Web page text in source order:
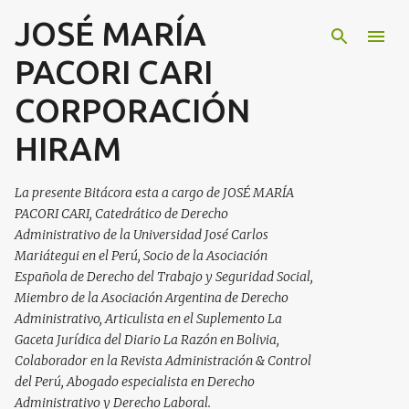
Ir al contenido principal
JOSÉ MARÍA
PACORI CARI
CORPORACIÓN
HIRAM
La presente Bitácora esta a cargo de JOSÉ MARÍA
PACORI CARI, Catedrático de Derecho
Administrativo de la Universidad José Carlos
Mariátegui en el Perú, Socio de la Asociación
Española de Derecho del Trabajo y Seguridad Social,
Miembro de la Asociación Argentina de Derecho
Administrativo, Articulista en el Suplemento La
Gaceta Jurídica del Diario La Razón en Bolivia,
Colaborador en la Revista Administración & Control
del Perú, Abogado especialista en Derecho
Administrativo y Derecho Laboral.